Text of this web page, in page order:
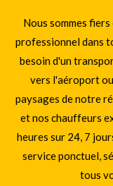
Nous sommes
professionnel dans
besoin d'un
vers l'aéroport
paysages de notre
et nos chauffeurs
heures sur 24, 7
service ponctuel,
tous